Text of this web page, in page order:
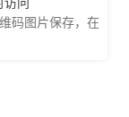
码图片保存，在